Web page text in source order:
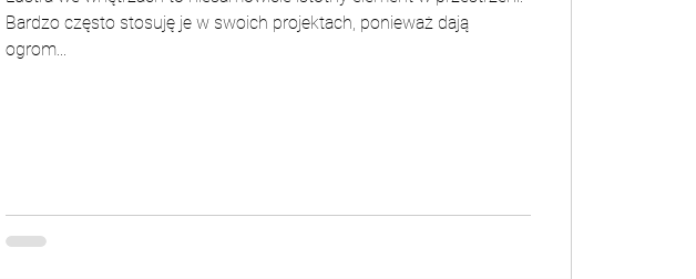
Bardzo często stosuję je w swoich projektach, ponieważ dają
ogrom...